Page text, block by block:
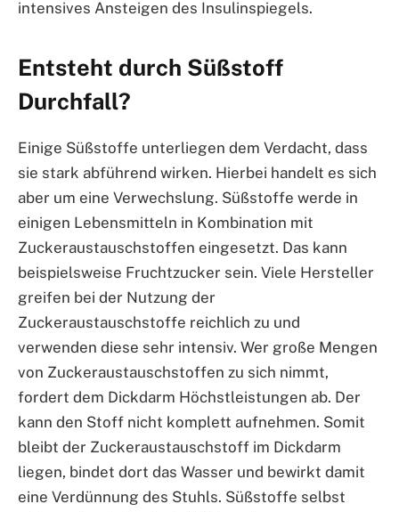
intensives Ansteigen des Insulinspiegels.
Entsteht durch Süßstoff
Durchfall?
Einige Süßstoffe unterliegen dem Verdacht, dass
sie stark abführend wirken. Hierbei handelt es sich
aber um eine Verwechslung. Süßstoffe werde in
einigen Lebensmitteln in Kombination mit
Zuckeraustauschstoffen eingesetzt. Das kann
beispielsweise Fruchtzucker sein. Viele Hersteller
greifen bei der Nutzung der
Zuckeraustauschstoffe reichlich zu und
verwenden diese sehr intensiv. Wer große Mengen
von Zuckeraustauschstoffen zu sich nimmt,
fordert dem Dickdarm Höchstleistungen ab. Der
kann den Stoff nicht komplett aufnehmen. Somit
bleibt der Zuckeraustauschstoff im Dickdarm
liegen, bindet dort das Wasser und bewirkt damit
eine Verdünnung des Stuhls. Süßstoffe selbst